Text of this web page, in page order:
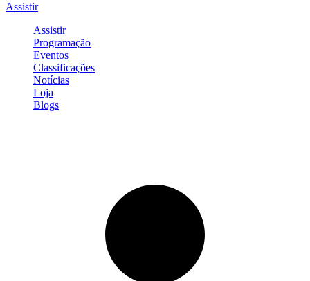
Assistir
Assistir
Programação
Eventos
Classificações
Notícias
Loja
Blogs